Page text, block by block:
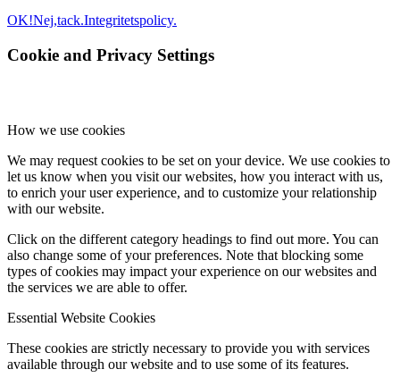
OK!Nej,tack.Integritetspolicy.
Cookie and Privacy Settings
How we use cookies
We may request cookies to be set on your device. We use cookies to
let us know when you visit our websites, how you interact with us,
to enrich your user experience, and to customize your relationship
with our website.
Click on the different category headings to find out more. You can
also change some of your preferences. Note that blocking some
types of cookies may impact your experience on our websites and
the services we are able to offer.
Essential Website Cookies
These cookies are strictly necessary to provide you with services
available through our website and to use some of its features.